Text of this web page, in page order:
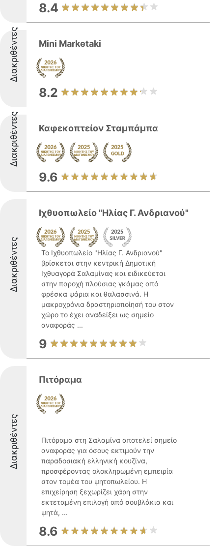
8.4
Διακριθέντες Mini Marketaki
8.2
Διακριθέντες Καφεκοπτείον Σταμπάμπα
9.6
Διακριθέντες
Ιχθυοπωλείο "Ηλίας Γ. Ανδριανού"
Το Ιχθυοπωλείο "Ηλίας Γ. Ανδριανού"
βρίσκεται στην κεντρική Δημοτική
Ιχθυαγορά Σαλαμίνας και ειδικεύεται
στην παροχή πλούσιας γκάμας από
φρέσκα ψάρια και θαλασσινά. Η
μακροχρόνια δραστηριοποίησή του στον
χώρο το έχει αναδείξει ως σημείο
αναφοράς ...
9
Διακριθέντες
Πιτόραμα
Πιτόραμα στη Σαλαμίνα αποτελεί σημείο
αναφοράς για όσους εκτιμούν την
παραδοσιακή ελληνική κουζίνα,
προσφέροντας ολοκληρωμένη εμπειρία
στον τομέα του ψητοπωλείου. Η
επιχείρηση ξεχωρίζει χάρη στην
εκτεταμένη επιλογή από σουβλάκια και
ψητά, ...
8.6